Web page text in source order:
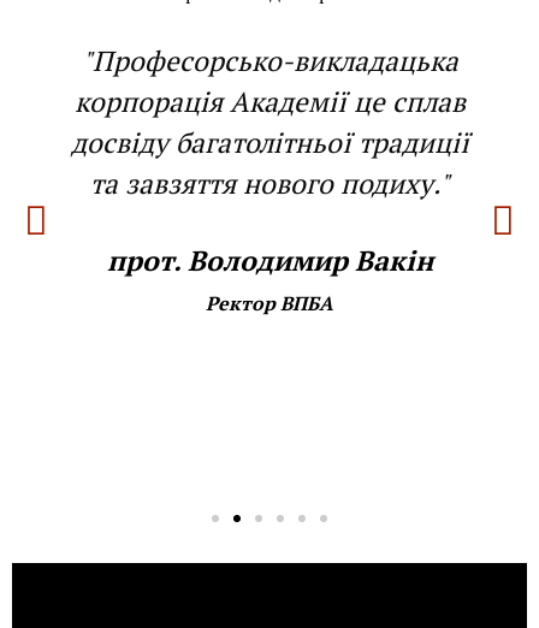
"Професорсько-викладацька
корпорація Академії це сплав
досвіду багатолітньої традиції
та завзяття нового подиху."
прот. Володимир Вакін
Ректор ВПБА